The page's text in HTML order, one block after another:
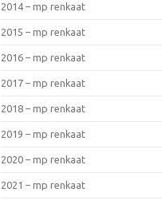
2014 – mp renkaat
2015 – mp renkaat
2016 – mp renkaat
2017 – mp renkaat
2018 – mp renkaat
2019 – mp renkaat
2020 – mp renkaat
2021 – mp renkaat